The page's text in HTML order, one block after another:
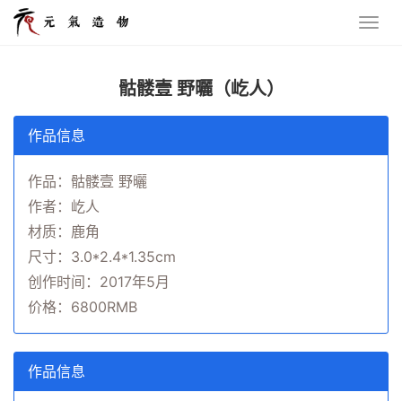
骷髅壹 野曬（屹人）
作品信息
作品：骷髅壹 野曬
作者：屹人
材质：鹿角
尺寸：3.0*2.4*1.35cm
创作时间：2017年5月
价格：6800RMB
作品信息